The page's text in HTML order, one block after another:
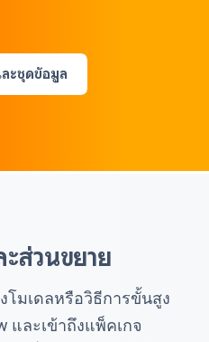
ะชุดข้อมูล
ส่วนขยาย
โมเดลหรือวิธีการขั้นสูง
และเข้าถึงแพ็คเกจ